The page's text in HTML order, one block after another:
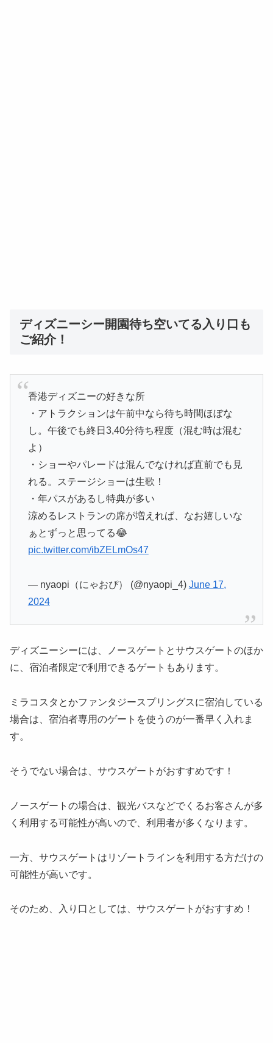
ディズニーシー開園待ち空いてる入り口も
ご紹介！
香港ディズニーの好きな所
・アトラクションは午前中なら待ち時間ほぼな
し。午後でも終日3,40分待ち程度（混む時は混む
よ）
・ショーやパレードは混んでなければ直前でも見
れる。ステージショーは生歌！
・年パスがあるし特典が多い
涼めるレストランの席が増えれば、なお嬉しいな
ぁとずっと思ってる😂
pic.twitter.com/ibZELmOs47
— nyaopi（にゃおぴ） (@nyaopi_4) June 17,
2024
ディズニーシーには、ノースゲートとサウスゲートのほか
に、宿泊者限定で利用できるゲートもあります。
ミラコスタとかファンタジースプリングスに宿泊している
場合は、宿泊者専用のゲートを使うのが一番早く入れま
す。
そうでない場合は、サウスゲートがおすすめです！
ノースゲートの場合は、観光バスなどでくるお客さんが多
く利用する可能性が高いので、利用者が多くなります。
一方、サウスゲートはリゾートラインを利用する方だけの
可能性が高いです。
そのため、入り口としては、サウスゲートがおすすめ！